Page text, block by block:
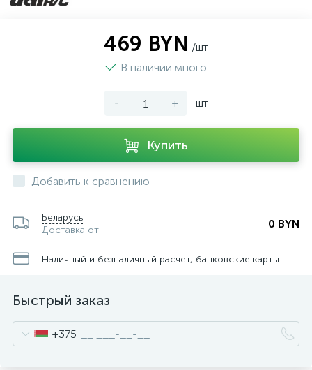
469 BYN /шт
В наличии много
- + шт
Купить
Добавить к сравнению
Беларусь
Доставка от
0 BYN
Наличный и безналичный расчет, банковские карты
Быстрый заказ
+375